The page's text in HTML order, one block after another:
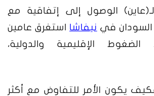
الوصول إلى إتفاقية مع
السودان في نيفاشا استغرق عامين
الضغوط الإقليمية والدولية،
يكون الأمر للتفاوض مع أكثر